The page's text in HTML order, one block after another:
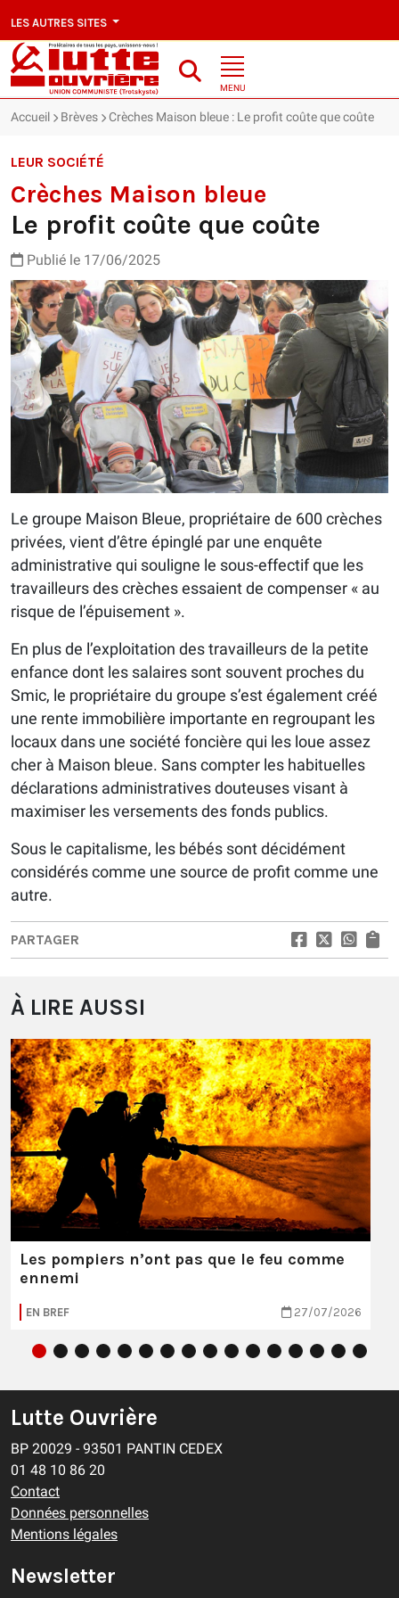
LES AUTRES SITES
MENU
Accueil Brèves Crèches Maison bleue : Le profit coûte que coûte
LEUR SOCIÉTÉ
Crèches Maison bleue
Le profit coûte que coûte
Publié le 17/06/2025
Le groupe Maison Bleue, propriétaire de 600 crèches
privées, vient d’être épinglé par une enquête
administrative qui souligne le sous-effectif que les
travailleurs des crèches essaient de compenser « au
risque de l’épuisement ».
En plus de l’exploitation des travailleurs de la petite
enfance dont les salaires sont souvent proches du
Smic, le propriétaire du groupe s’est également créé
une rente immobilière importante en regroupant les
locaux dans une société foncière qui les loue assez
cher à Maison bleue. Sans compter les habituelles
déclarations administratives douteuses visant à
maximiser les versements des fonds publics.
Sous le capitalisme, les bébés sont décidément
considérés comme une source de profit comme une
autre.
PARTAGER
À LIRE AUSSI
Les pompiers n’ont pas que le feu comme
ennemi
EN BREF 27/07/2026
Lutte Ouvrière
BP 20029 - 93501 PANTIN CEDEX
01 48 10 86 20
Contact
Données personnelles
Mentions légales
Newsletter